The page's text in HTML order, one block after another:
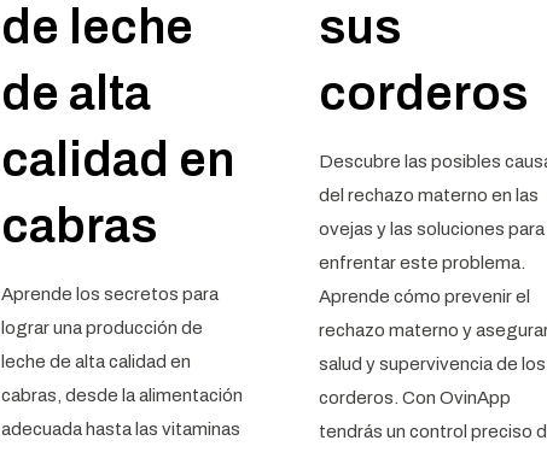
de leche
de alta
calidad en
cabras
Aprende los secretos para
lograr una producción de
leche de alta calidad en
cabras, desde la alimentación
adecuada hasta las vitaminas
sus
corderos
Descubre las posibles
del rechazo materno en las
ovejas y las soluciones para
enfrentar este problema.
Aprende cómo prevenir el
rechazo materno y
salud y supervivencia de los
corderos. Con OvinApp
tendrás un control preciso